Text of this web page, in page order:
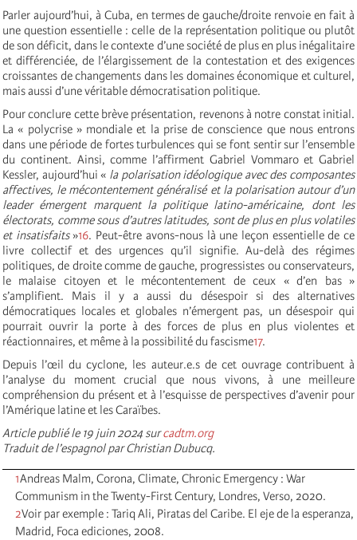
Parler aujourd’hui, à Cuba, en termes de gauche/droite renvoie en fait à
une question essentielle : celle de la représentation politique ou plutôt
de son déficit, dans le contexte d’une société de plus en plus inégalitaire
et différenciée, de l’élargissement de la contestation et des exigences
croissantes de changements dans les domaines économique et culturel,
mais aussi d’une véritable démocratisation politique.
Pour conclure cette brève présentation, revenons à notre constat initial.
La « polycrise » mondiale et la prise de conscience que nous entrons
dans une période de fortes turbulences qui se font sentir sur l’ensemble
du continent. Ainsi, comme l’affirment Gabriel Vommaro et Gabriel
Kessler, aujourd’hui « la polarisation idéologique avec des composantes
affectives, le mécontentement généralisé et la polarisation autour d’un
leader émergent marquent la politique latino-américaine, dont les
électorats, comme sous d’autres latitudes, sont de plus en plus volatiles
et insatisfaits»16. Peut-être avons-nous là une leçon essentielle de ce
livre collectif et des urgences qu’il signifie. Au-delà des régimes
politiques, de droite comme de gauche, progressistes ou conservateurs,
le malaise citoyen et le mécontentement de ceux « d’en bas »
s’amplifient. Mais il y a aussi du désespoir si des alternatives
démocratiques locales et globales n’émergent pas, un désespoir qui
pourrait ouvrir la porte à des forces de plus en plus violentes et
réactionnaires, et même à la possibilité du fascisme17.
Depuis l’œil du cyclone, les auteur.e.s de cet ouvrage contribuent à
l’analyse du moment crucial que nous vivons, à une meilleure
compréhension du présent et à l’esquisse de perspectives d’avenir pour
l’Amérique latine et les Caraïbes.
Article publié le 19 juin 2024 surcadtm.org
Traduit de l’espagnol par Christian Dubucq.
1Andreas Malm, Corona, Climate, Chronic Emergency : War
Communism in the Twenty-First Century, Londres, Verso, 2020.
2Voir par exemple : Tariq Ali, Piratas del Caribe. El eje de la esperanza,
Madrid, Foca ediciones, 2008.